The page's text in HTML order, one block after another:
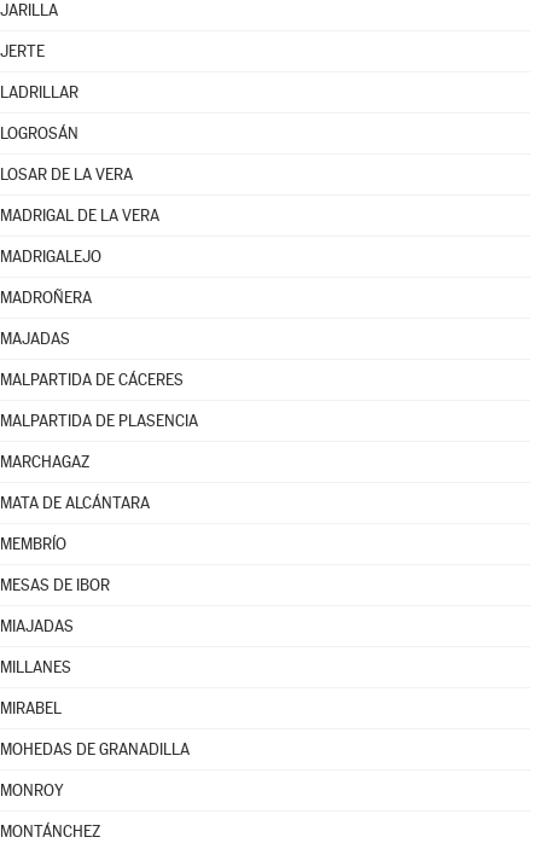
JARILLA
JERTE
LADRILLAR
LOGROSÁN
LOSAR DE LA VERA
MADRIGAL DE LA VERA
MADRIGALEJO
MADROÑERA
MAJADAS
MALPARTIDA DE CÁCERES
MALPARTIDA DE PLASENCIA
MARCHAGAZ
MATA DE ALCÁNTARA
MEMBRÍO
MESAS DE IBOR
MIAJADAS
MILLANES
MIRABEL
MOHEDAS DE GRANADILLA
MONROY
MONTÁNCHEZ